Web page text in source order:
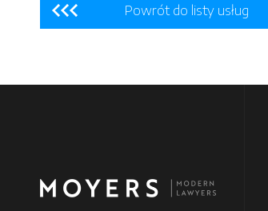
Powrót do listy usług